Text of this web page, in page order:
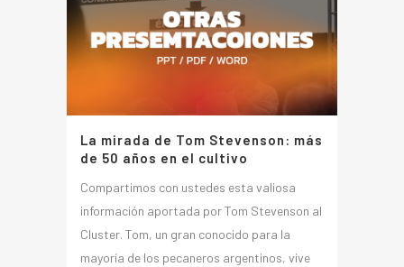
La mirada de Tom Stevenson: más
de 50 años en el cultivo
Compartimos con ustedes esta valiosa
información aportada por Tom Stevenson al
Cluster. Tom, un gran conocido para la
mayoría de los pecaneros argentinos, vive